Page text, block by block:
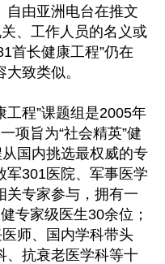
自由亚洲电台在推文
、工作人员的名义或
首长健康工程”仍在
致类似。
工程”课题组是2005年
项旨为“社会精英”健
国内挑选最权威的专
军301医院、军事医学
关专家参与，拥有一
专家级医生30余位；
师、国内学科带头
、抗衰老医学科等十